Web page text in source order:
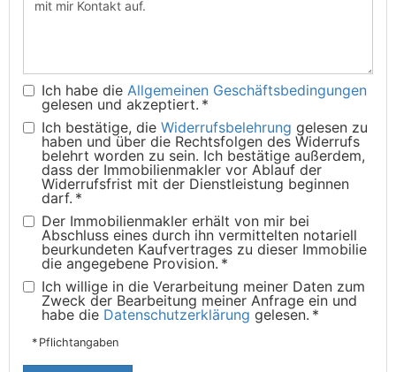
Ich habe die Allgemeinen Geschäftsbedingungen
gelesen und akzeptiert. *
Ich bestätige, die Widerrufsbelehrung gelesen zu
haben und über die Rechtsfolgen des Widerrufs
belehrt worden zu sein. Ich bestätige außerdem,
dass der Immobilienmakler vor Ablauf der
Widerrufsfrist mit der Dienstleistung beginnen
darf. *
Der Immobilienmakler erhält von mir bei
Abschluss eines durch ihn vermittelten notariell
beurkundeten Kaufvertrages zu dieser Immobilie
die angegebene Provision. *
Ich willige in die Verarbeitung meiner Daten zum
Zweck der Bearbeitung meiner Anfrage ein und
habe die Datenschutzerklärung gelesen. *
* Pflichtangaben